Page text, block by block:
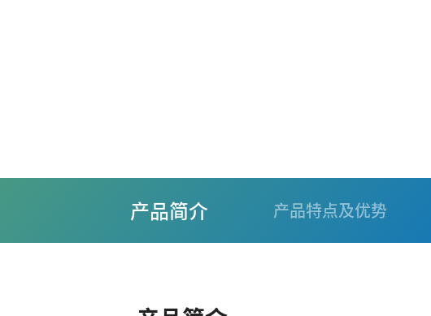
产品简介 产品特点及优势